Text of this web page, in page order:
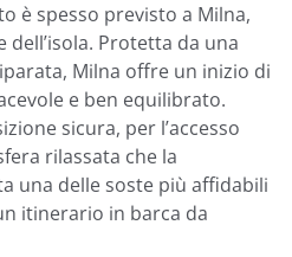
è spesso previsto a Milna,
dell’isola. Protetta da una
Milna offre un inizio di
e ben equilibrato.
sicura, per l’accesso
rilassata che la
una delle soste più affidabili
itinerario in barca da